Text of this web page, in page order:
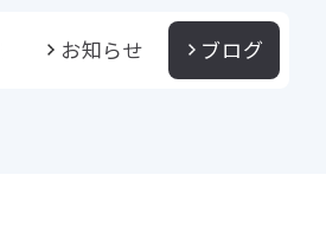
お知らせ ブログ